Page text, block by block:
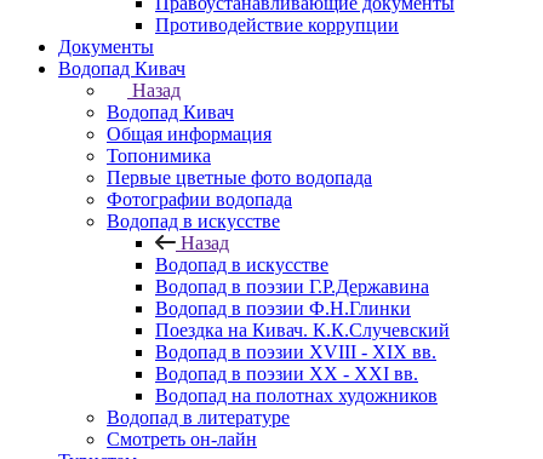
Противодействие коррупции
Документы
Водопад Кивач
Назад
Водопад Кивач
Общая информация
Топонимика
Первые цветные фото водопада
Фотографии водопада
Водопад в искусстве
Назад
Водопад в искусстве
Водопад в поэзии Г.Р.Державина
Водопад в поэзии Ф.Н.Глинки
Поездка на Кивач. К.К.Случевский
Водопад в поэзии XVIII - XIX вв.
Водопад в поэзии XX - XXI вв.
Водопад на полотнах художников
Водопад в литературе
Смотреть он-лайн